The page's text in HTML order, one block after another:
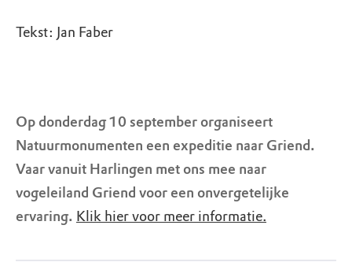
Tekst: Jan Faber
Op donderdag 10 september organiseert
Natuurmonumenten een expeditie naar Griend.
Vaar vanuit Harlingen met ons mee naar
vogeleiland Griend voor een onvergetelijke
ervaring. Klik hier voor meer informatie.